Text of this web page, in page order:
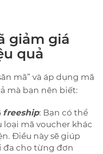
giảm giá
quả
mã” và áp dụng mã
mà bạn nên biết:
freeship: Bạn có thể
mã voucher khác
Điều này sẽ giúp
đa cho từng đơn